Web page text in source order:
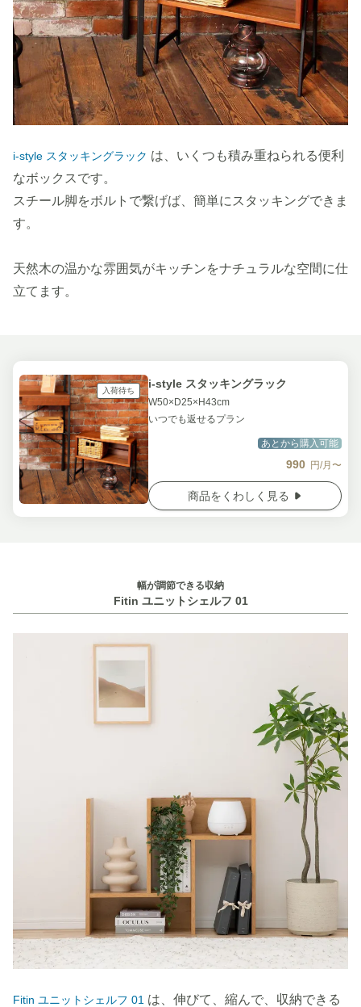
i-style スタッキングラック は、いくつも積み重ねられる便利
なボックスです。
スチール脚をボルトで繋げば、簡単にスタッキングできま
す。
天然木の温かな雰囲気がキッチンをナチュラルな空間に仕
立てます。
入荷待ち i-style スタッキングラック
W50×D25×H43cm
いつでも返せるプラン
あとから購入可能
990 円/月〜
商品をくわしく見る
幅が調節できる収納
Fitin ユニットシェルフ 01
Fitin ユニットシェルフ 01 は、伸びて、縮んで、収納できる